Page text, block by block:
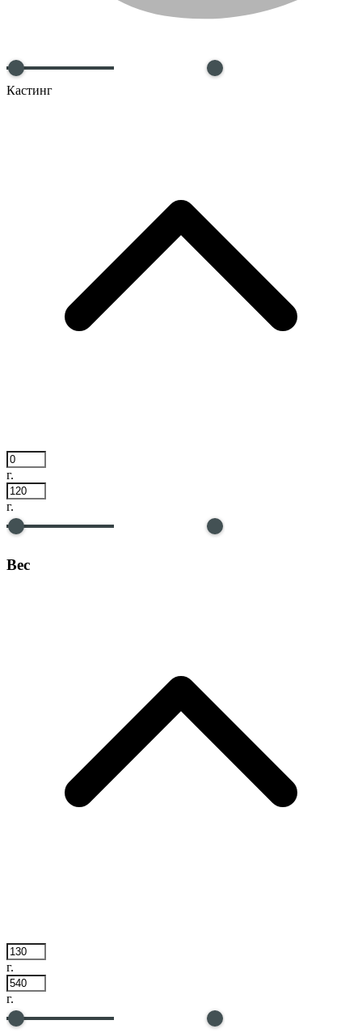
Кастинг
г.
г.
Вес
г.
г.